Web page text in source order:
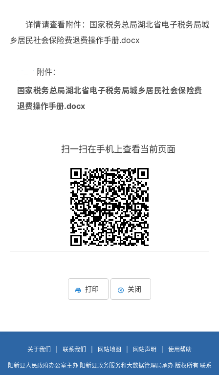
详情请查看附件：国家税务总局湖北省电子税务局城
乡居民社会保险费退费操作手册.docx
附件：
国家税务总局湖北省电子税务局城乡居民社会保险费
退费操作手册.docx
扫一扫在手机上查看当前页面
打印 关闭
关于我们 联系我们 网站地图 网站声明 使用帮助
阳新县人民政府办公室主办 阳新县政务服务和大数据管理局承办 版权所有 联系